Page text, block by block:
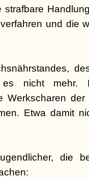
und die
nicht mehr.
Werkscharen
Etwa damit
die